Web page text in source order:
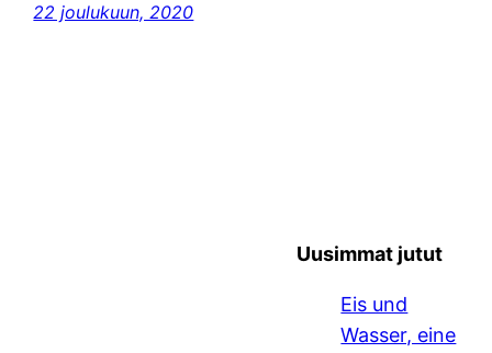
22 joulukuun, 2020
Uusimmat jutut
Eis und
Wasser, eine